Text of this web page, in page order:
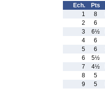
Ech. Pts
1
8
2
6
3
6½
4
6
5
6
6
5½
7
4½
8
5
9
5